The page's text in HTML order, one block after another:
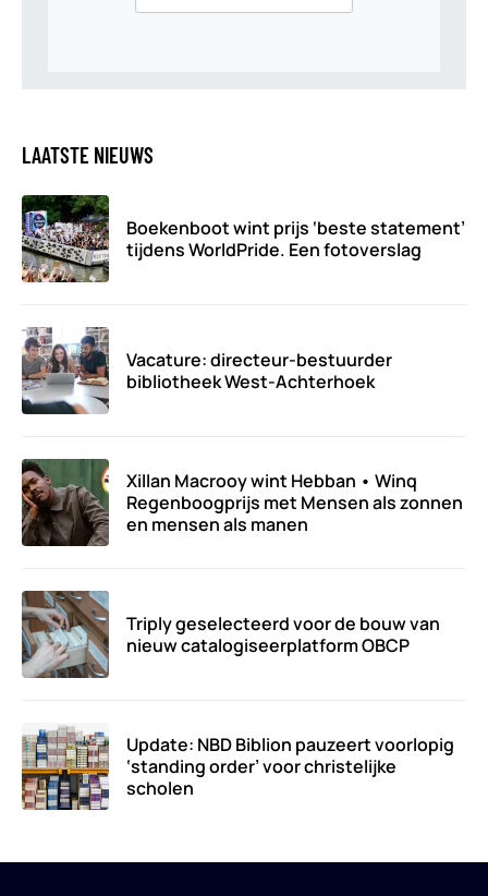
LAATSTE NIEUWS
Boekenboot wint prijs ‘beste statement’
tijdens WorldPride. Een fotoverslag
Vacature: directeur-bestuurder
bibliotheek West-Achterhoek
Xillan Macrooy wint Hebban • Winq
Regenboogprijs met Mensen als zonnen
en mensen als manen
Triply geselecteerd voor de bouw van
nieuw catalogiseerplatform OBCP
Update: NBD Biblion pauzeert voorlopig
‘standing order’ voor christelijke
scholen